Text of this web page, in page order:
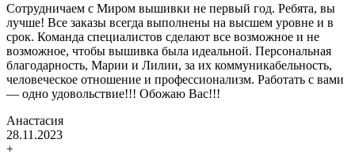
Сотрудничаем с Миром вышивки не первый год. Ребята, вы
лучше! Все заказы всегда выполнены на высшем уровне и в
срок. Команда специалистов сделают все возможное и не
возможное, чтобы вышивка была идеальной. Персональная
благодарность, Марии и Лилии, за их коммуникабельность,
человеческое отношение и профессионализм. Работать с вами
— одно удовольствие!!! Обожаю Вас!!!
Анастасия
28.11.2023
+